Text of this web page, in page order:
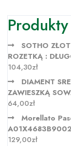
Produkty
SOTHO
ROZETKĄ :
104,30zł
DIAMENT
ZAWIESZKĄ
64,00zł
Morellato
129,00zł